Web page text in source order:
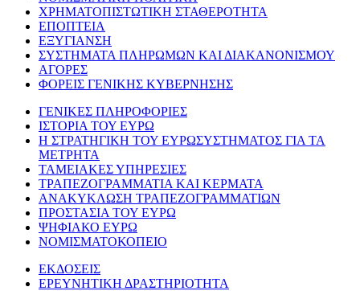
ΧΡΗΜΑΤΟΠΙΣΤΩΤΙΚΗ ΣΤΑΘΕΡΟΤΗΤΑ
ΕΠΟΠΤΕΙΑ
ΕΞΥΓΙΑΝΣΗ
ΣΥΣΤΗΜΑΤΑ ΠΛΗΡΩΜΩΝ ΚΑΙ ΔΙΑΚΑΝΟΝΙΣΜΟΥ
ΑΓΟΡΕΣ
ΦΟΡΕΙΣ ΓΕΝΙΚΗΣ ΚΥΒΕΡΝΗΣΗΣ
ΓΕΝΙΚΕΣ ΠΛΗΡΟΦΟΡΙΕΣ
ΙΣΤΟΡΙΑ ΤΟΥ ΕΥΡΩ
Η ΣΤΡΑΤΗΓΙΚΗ ΤΟΥ ΕΥΡΩΣΥΣΤΗΜΑΤΟΣ ΓΙΑ ΤΑ
ΜΕΤΡΗΤΑ
ΤΑΜΕΙΑΚΕΣ ΥΠΗΡΕΣΙΕΣ
ΤΡΑΠΕΖΟΓΡΑΜΜΑΤΙΑ ΚΑΙ ΚΕΡΜΑΤΑ
ΑΝΑΚΥΚΛΩΣΗ ΤΡΑΠΕΖΟΓΡΑΜΜΑΤΙΩΝ
ΠΡΟΣΤΑΣΙΑ ΤΟΥ ΕΥΡΩ
ΨΗΦΙΑΚΟ ΕΥΡΩ
ΝΟΜΙΣΜΑΤΟΚΟΠΕΙΟ
ΕΚΔΟΣΕΙΣ
ΕΡΕΥΝΗΤΙΚΗ ΔΡΑΣΤΗΡΙΟΤΗΤΑ